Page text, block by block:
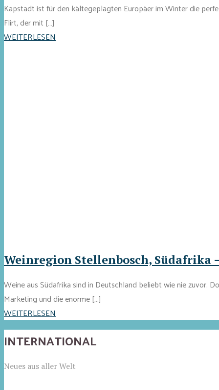
Kapstadt ist für den kältegeplagten Europäer im Winter die
Flirt, der mit […]
WEITERLESEN
Weinregion Stellenbosch, Südafrika
Weine aus Südafrika sind in Deutschland beliebt wie nie zuvor.
Marketing und die enorme […]
WEITERLESEN
INTERNATIONAL
Neues aus aller Welt